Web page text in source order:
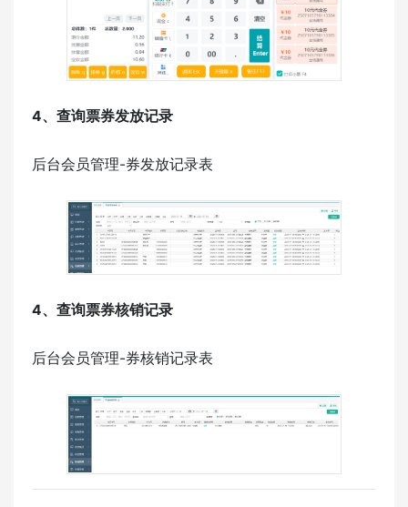
4、查询票券发放记录
后台会员管理-券发放记录表
4、查询票券核销记录
后台会员管理-券核销记录表